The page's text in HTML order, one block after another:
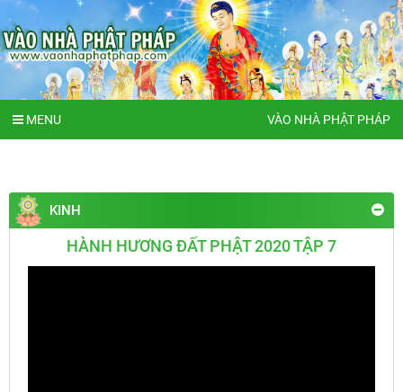
MENU VÀO NHÀ PHẬT PHÁP
KINH
HÀNH HƯƠNG ĐẤT PHẬT 2020 TẬP 7